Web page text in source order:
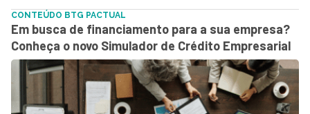
CONTEÚDO BTG PACTUAL
Em busca de financiamento para a sua empresa?
Conheça o novo Simulador de Crédito Empresarial